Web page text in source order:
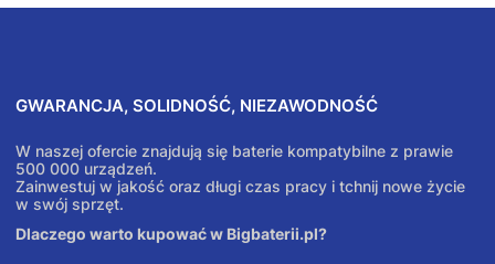
GWARANCJA, SOLIDNOŚĆ, NIEZAWODNOŚĆ
W naszej ofercie znajdują się baterie kompatybilne z prawie
500 000 urządzeń.
Zainwestuj w jakość oraz długi czas pracy i tchnij nowe życie
w swój sprzęt.
Dlaczego warto kupować w Bigbaterii.pl?